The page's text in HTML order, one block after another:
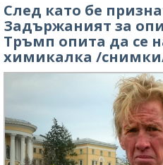
След като бе
Задържаният за
Тръмп опита да се
химикалка /